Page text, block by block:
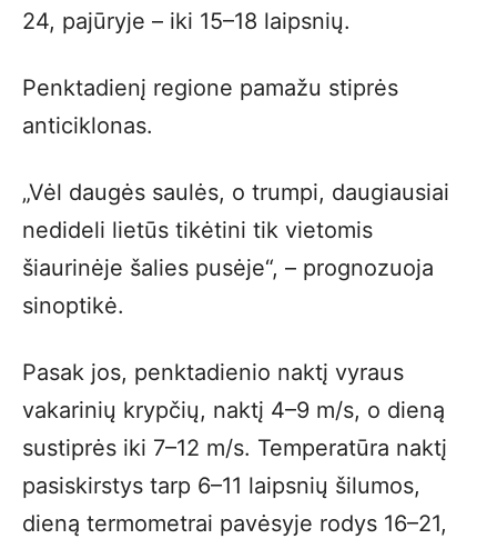
24, pajūryje – iki 15–18 laipsnių.
Penktadienį regione pamažu stiprės
anticiklonas.
„Vėl daugės saulės, o trumpi, daugiausiai
nedideli lietūs tikėtini tik vietomis
šiaurinėje šalies pusėje“, – prognozuoja
sinoptikė.
Pasak jos, penktadienio naktį vyraus
vakarinių krypčių, naktį 4–9 m/s, o dieną
sustiprės iki 7–12 m/s. Temperatūra naktį
pasiskirstys tarp 6–11 laipsnių šilumos,
dieną termometrai pavėsyje rodys 16–21,